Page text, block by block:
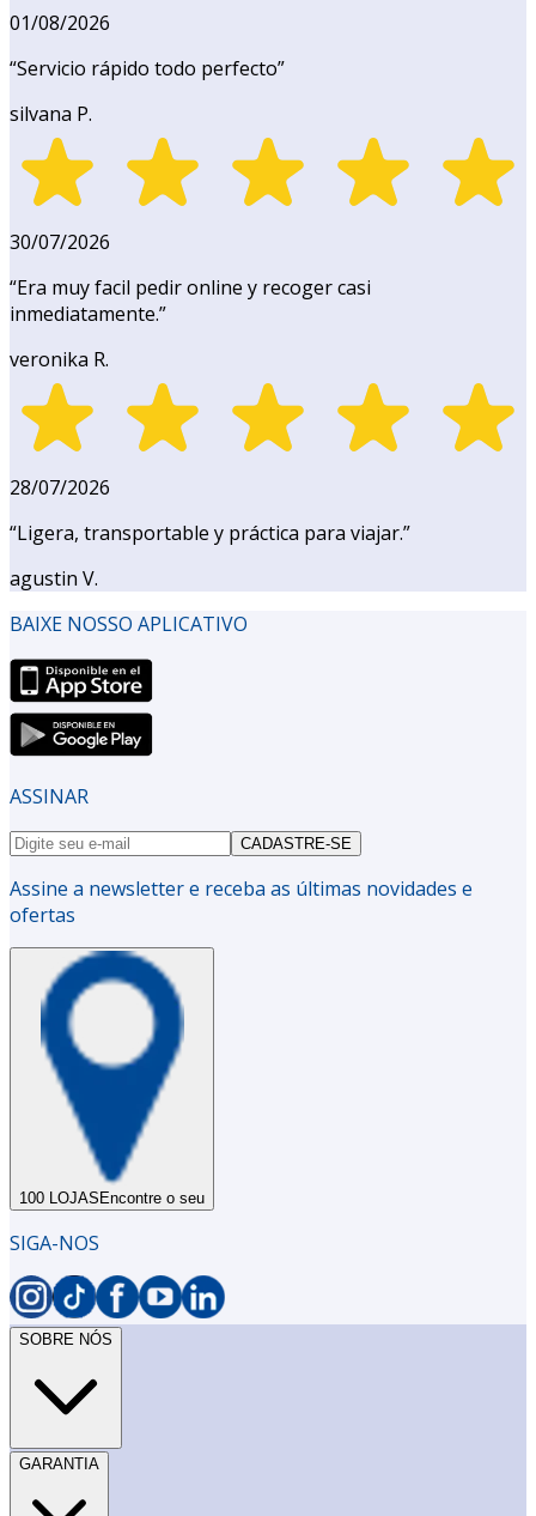
01/08/2026
“Servicio rápido todo perfecto”
silvana P.
30/07/2026
“Era muy facil pedir online y recoger casi
inmediatamente.”
veronika R.
28/07/2026
“Ligera, transportable y práctica para viajar.”
agustin V.
BAIXE NOSSO APLICATIVO
ASSINAR
CADASTRE-SE
Assine a newsletter e receba as últimas novidades e
ofertas
100 LOJAS Encontre o seu
SIGA-NOS
SOBRE NÓS
GARANTIA